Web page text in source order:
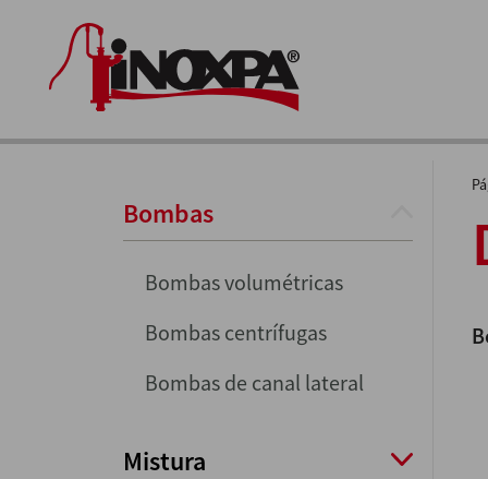
Bombas
Bombas volumétricas
Bombas centrífugas
Bombas de canal lateral
Mistura